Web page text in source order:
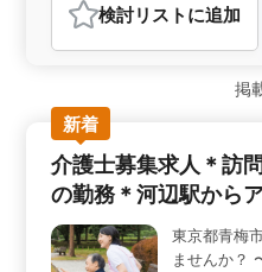
おすすめポイント
＜やりがいのあるお仕事
る訪問介護業務です。食事
助、健康管理まで幅広い業
支え、笑顔と喜びを提
週2〜3日からの柔軟な勤務
護経験に応じた魅力的な給
女性や50代・60代の方も歓
＞ 地域貢献にも力を入れ
方々の健康や生活の向上に
検討リスト に追加
掲
新着
介護士募集求人＊訪
の勤務＊河辺駅から
東京都青梅
ませんか？